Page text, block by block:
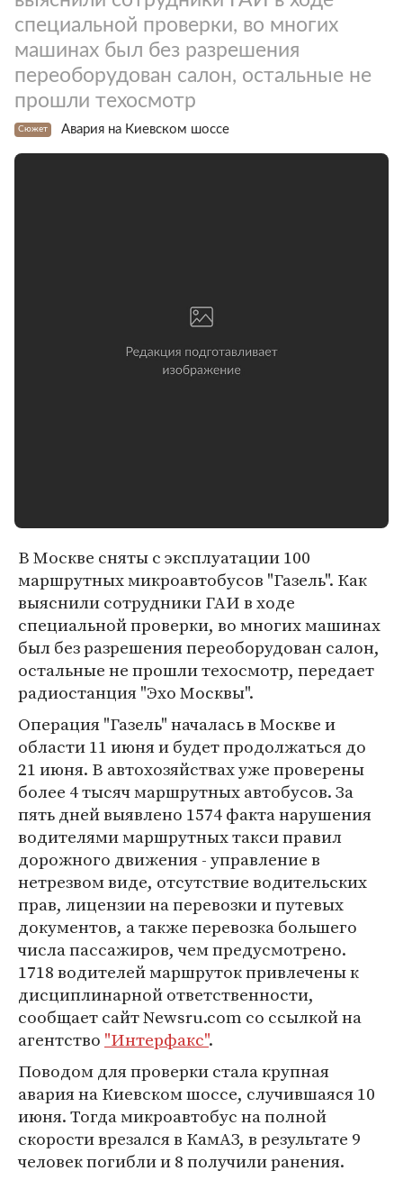
специальной проверки, во многих
машинах был без разрешения
переоборудован салон, остальные не
прошли техосмотр
Сюжет Авария на Киевском шоссе
В Москве сняты с эксплуатации 100
маршрутных микроавтобусов "Газель". Как
выяснили сотрудники ГАИ в ходе
специальной проверки, во многих машинах
был без разрешения переоборудован салон,
остальные не прошли техосмотр, передает
радиостанция "Эхо Москвы".
Операция "Газель" началась в Москве и
области 11 июня и будет продолжаться до
21 июня. В автохозяйствах уже проверены
более 4 тысяч маршрутных автобусов. За
пять дней выявлено 1574 факта нарушения
водителями маршрутных такси правил
дорожного движения - управление в
нетрезвом виде, отсутствие водительских
прав, лицензии на перевозки и путевых
документов, а также перевозка большего
числа пассажиров, чем предусмотрено.
1718 водителей маршруток привлечены к
дисциплинарной ответственности,
сообщает сайт Newsru.com со ссылкой на
агентство "Интерфакс".
Поводом для проверки стала крупная
авария на Киевском шоссе, случившаяся 10
июня. Тогда микроавтобус на полной
скорости врезался в КамАЗ, в результате 9
человек погибли и 8 получили ранения.